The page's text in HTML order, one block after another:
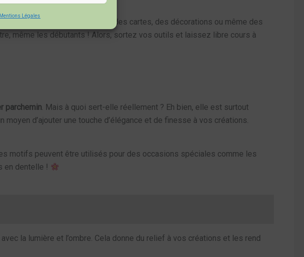
Mentions Légales
pratique, vous pourrez réaliser des cartes, des décorations ou même des
même les débutants ! Alors, sortez vos outils et laissez libre cours à
parchemin . Mais à quoi sert-elle réellement ? Eh bien, elle est surtout
d’ajouter une touche d’élégance et de finesse à vos créations.
motifs peuvent être utilisés pour des occasions spéciales comme les
en dentelle !
la lumière et l’ombre. Cela donne du relief à vos créations et les rend